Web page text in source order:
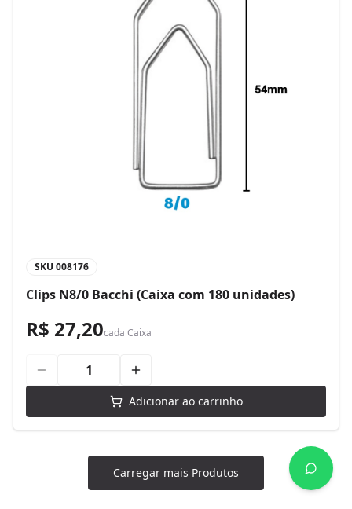
SKU 008176
Clips N8/0 Bacchi (Caixa com 180 unidades)
R$ 27,20cada Caixa
Adicionar ao carrinho
Carregar mais Produtos